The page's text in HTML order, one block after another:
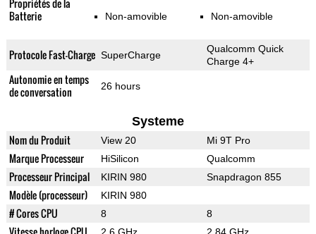
Propriétés de la
Batterie
Non-amovible Non-amovible
Protocole Fast-Charge SuperCharge
Qualcomm Quick
Charge 4+
Autonomie en temps
de conversation
26 hours
Systeme
Nom du Produit View 20 Mi 9T Pro
Marque Processeur HiSilicon Qualcomm
Processeur Principal KIRIN 980 Snapdragon 855
Modèle (processeur) KIRIN 980
# Cores CPU 8 8